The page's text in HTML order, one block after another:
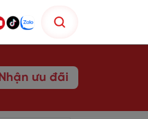
Nhận ưu đãi